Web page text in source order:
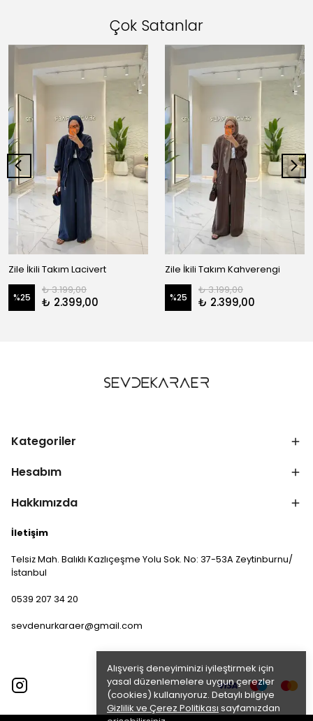
Alışveriş deneyiminizi iyileştirmek için
yasal düzenlemelere uygun çerezler
(cookies) kullanıyoruz. Detaylı bilgiye
Gizlilik ve Çerez Politikası sayfamızdan
Çok Satanlar
Zile İkili Takım Lacivert
%25
₺ 3.199,00
₺ 2.399,00
Zile İkili Takım Kahverengi
%25
₺ 3.199,00
₺ 2.399,00
Kategoriler
Hesabım
Hakkımızda
İletişim
Telsiz Mah. Balıklı Kazlıçeşme Yolu Sok. No: 37-53A Zeytinburnu/
İstanbul
0539 207 34 20
sevdenurkaraer@gmail.com